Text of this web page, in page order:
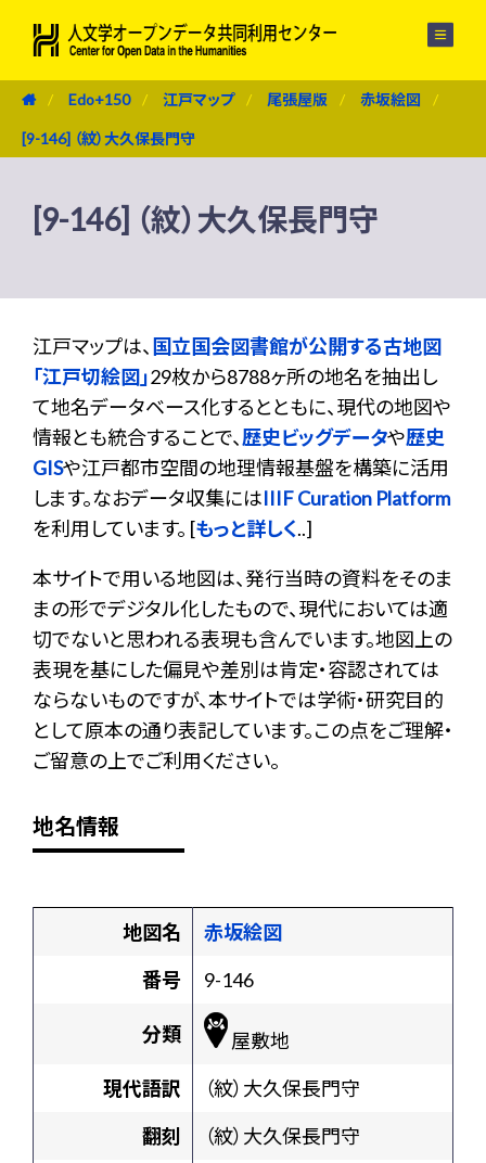
Edo+150 江戸マップ 尾張屋版 赤坂絵図
[9-146] （紋）大久保長門守
[9-146] （紋）大久保長門守
江戸マップは、 国立国会図書館が公開する古地図
「江戸切絵図」29枚から8788ヶ所の地名を抽出し
て地名データベース化するとともに、現代の地図や
情報とも統合することで、歴史ビッグデータや歴史
GISや江戸都市空間の地理情報基盤を構築に活用
します。なおデータ収集にはIIIF Curation Platform
を利用しています。 [もっと詳しく..]
本サイトで用いる地図は、発行当時の資料をそのま
まの形でデジタル化したもので、現代においては適
切でないと思われる表現も含んでいます。地図上の
表現を基にした偏見や差別は肯定・容認されては
ならないものですが、本サイトでは学術・研究目的
として原本の通り表記しています。この点をご理解・
ご留意の上でご利用ください。
地名情報
地図名
赤坂絵図
番号
9-146
分類
屋敷地
現代語訳
（紋）大久保長門守
翻刻
（紋）大久保長門守